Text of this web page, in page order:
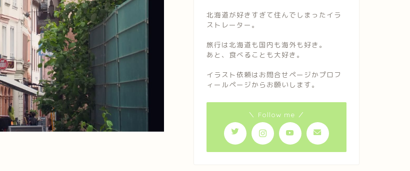
北海道が好きすぎて住んでしまったイラ
ストレーター。
旅行は北海道も国内も海外も好き。
あと、食べることも大好き。
イラスト依頼はお問合せページかプロフ
ィールページからお願いします。
＼ Follow me ／